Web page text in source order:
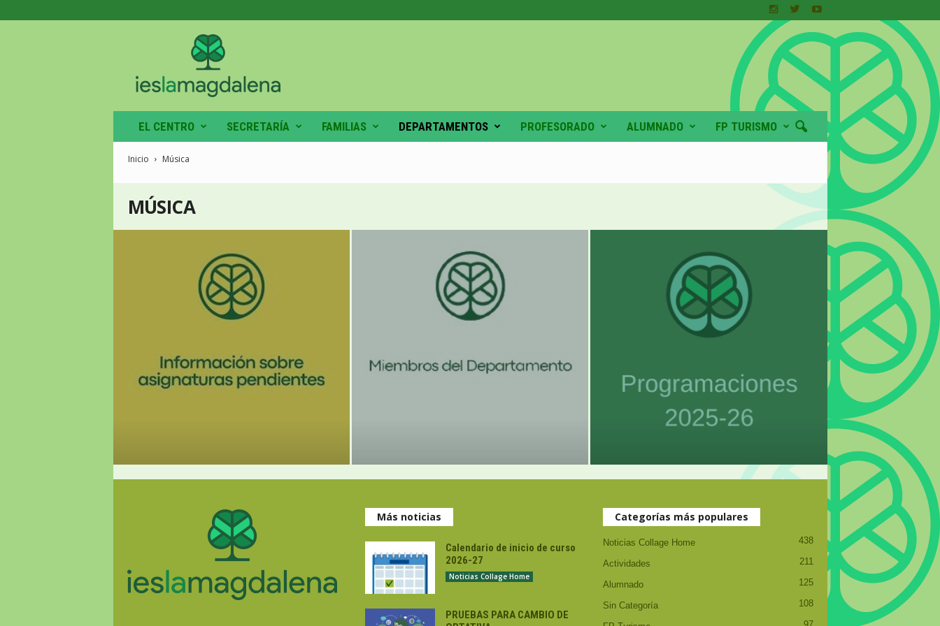
EL CENTRO SECRETARÍA FAMILIAS DEPARTAMENTOS PROFESORADO ALUMNADO FP TURISMO
Inicio Música
MÚSICA
Más noticias
Calendario de inicio de curso
2026-27
Noticias Collage Home
PRUEBAS PARA CAMBIO DE
Categorías más populares
Noticias Collage Home 438
Actividades 211
Alumnado 125
Sin Categoría 108